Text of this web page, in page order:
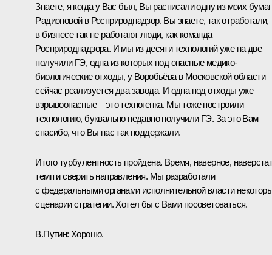
Знаете, я когда у Вас был, Вы расписали одну из моих бумаг
Радионовой в Росприроднадзор. Вы знаете, так отработали,
в бизнесе так не работают люди, как команда
Росприроднадзора. И мы из десяти технологий уже на две
получили ГЭ, одна из которых под опасные медико-
биологические отходы, у Воробьёва в Московской области
сейчас реализуется два завода. И одна под отходы уже
взрывоопасные – это техногенка. Мы тоже построили
технологию, буквально недавно получили ГЭ. За это Вам
спасибо, что Вы нас так поддержали.
Итого турбулентность пройдена. Время, наверное,
темп и сверить направления. Мы разработали
с федеральными органами исполнительной власти
сценарии стратегии. Хотел бы с Вами посоветоваться.
В.Путин: Хорошо.